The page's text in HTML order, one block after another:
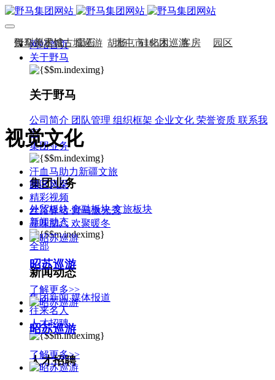
网站首页
关于野马
关于野马
公司简介 团队管理 组织框架 企业文化 荣誉资质 联系我
们
集团业务
集团业务
外贸板块 金融板块 文旅板块
新闻动态
全部
新闻动态
集团新闻 媒体报道
往来名人
人才招聘
人才招聘
视觉文化
汗血马助力新疆文旅
伊犁州霍城古城巡游 北屯市185团巡游
伊犁霍城县晃晃村巡游
阿勒泰布尔津县巡游
伊犁昭苏巡游 赛里木湖巡游
园区风采
野马美术馆 陨石 胡杨 硅化木 客房 园区
汗血马基地 F座大厅
红山玉馆 酒店大厅
小厨 酒窖
精彩视频
丝路驿站·野马激光秀
寻味腊八 欢聚暖冬
昭苏巡游
了解更多>>
昭苏巡游
了解更多>>